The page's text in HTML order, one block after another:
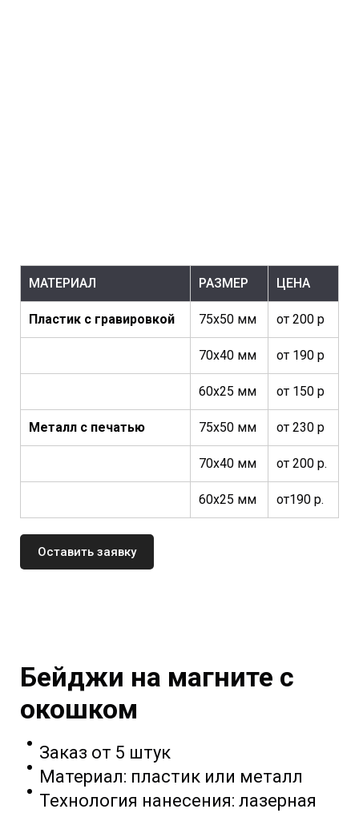
МАТЕРИАЛ РАЗМЕР ЦЕНА
Пластик с гравировкой 75х50 мм от 200 р
70х40 мм от 190 р
60х25 мм от 150 р
Металл с печатью 75х50 мм от 230 р
70х40 мм от 200 р.
60х25 мм от190 р.
Оставить заявку
Бейджи на магните с
окошком
Заказ от 5 штук
Материал: пластик или металл
Технология нанесения: лазерная